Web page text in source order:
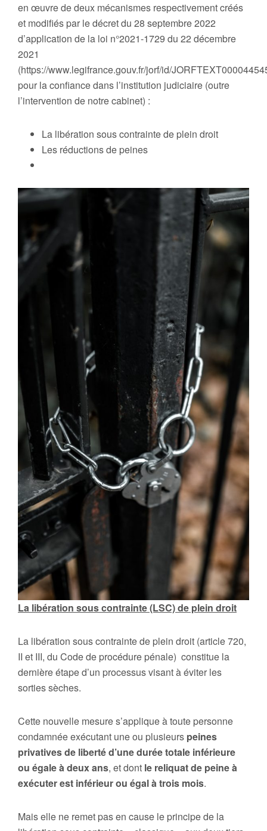
en œuvre de deux mécanismes respectivement créés
et modifiés par le décret du 28 septembre 2022
d’application de la loi n°2021-1729 du 22 décembre
2021
(https://www.legifrance.gouv.fr/jorf/id/
pour la confiance dans l’institution judiciaire (outre
l’intervention de notre cabinet) :
La libération sous contrainte de plein droit
Les réductions de peines
La libération sous contrainte (LSC) de plein droit
La libération sous contrainte de plein droit (article 720,
II et III, du Code de procédure pénale) constitue la
dernière étape d’un processus visant à éviter les
sorties sèches.
Cette nouvelle mesure s’applique à toute personne
condamnée exécutant une ou plusieurs peines
privatives de liberté d’une durée totale inférieure
ou égale à deux ans, et dont le reliquat de peine à
exécuter est inférieur ou égal à trois mois.
Mais elle ne remet pas en cause le principe de la